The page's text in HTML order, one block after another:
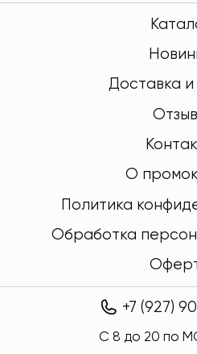
Доставка
О
Политика
Обработка
+7 (927)
C 8 до 20 по